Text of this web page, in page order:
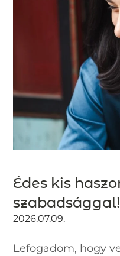
Édes kis
szabadsággal!
2026.07.09.
Lefogadom, hogy